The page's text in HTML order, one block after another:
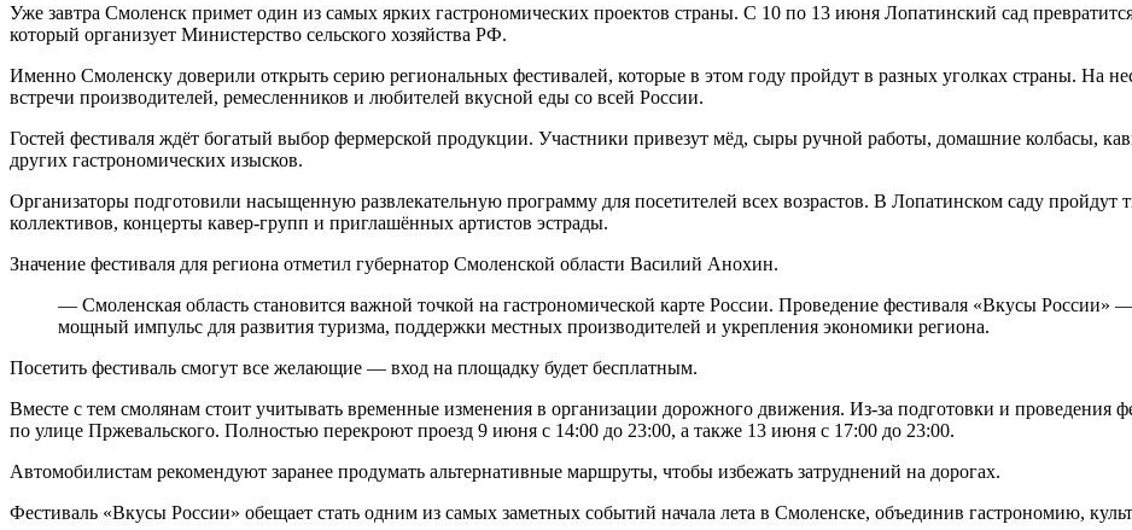
Уже завтра Смоленск примет один из самых ярких гастрономических проектов страны. С 10 по 13 июня Лопатинский сад
который организует Министерство сельского хозяйства РФ.
Именно Смоленску доверили открыть серию региональных фестивалей, которые в этом году пройдут в разных уголках страны. На
встречи производителей, ремесленников и любителей вкусной еды со всей России.
Гостей фестиваля ждёт богатый выбор фермерской продукции. Участники привезут мёд, сыры ручной работы, домашние колбасы,
других гастрономических изысков.
Организаторы подготовили насыщенную развлекательную программу для посетителей всех возрастов. В Лопатинском саду пройдут
коллективов, концерты кавер-групп и приглашённых артистов эстрады.
Значение фестиваля для региона отметил губернатор Смоленской области Василий Анохин.
— Смоленская область становится важной точкой на гастрономической карте России. Проведение фестиваля «Вкусы России»
мощный импульс для развития туризма, поддержки местных производителей и укрепления экономики региона.
Посетить фестиваль смогут все желающие — вход на площадку будет бесплатным.
Вместе с тем смолянам стоит учитывать временные изменения в организации дорожного движения. Из-за подготовки и проведения
по улице Пржевальского. Полностью перекроют проезд 9 июня с 14:00 до 23:00, а также 13 июня с 17:00 до 23:00.
Автомобилистам рекомендуют заранее продумать альтернативные маршруты, чтобы избежать затруднений на дорогах.
Фестиваль «Вкусы России» обещает стать одним из самых заметных событий начала лета в Смоленске, объединив гастрономию,